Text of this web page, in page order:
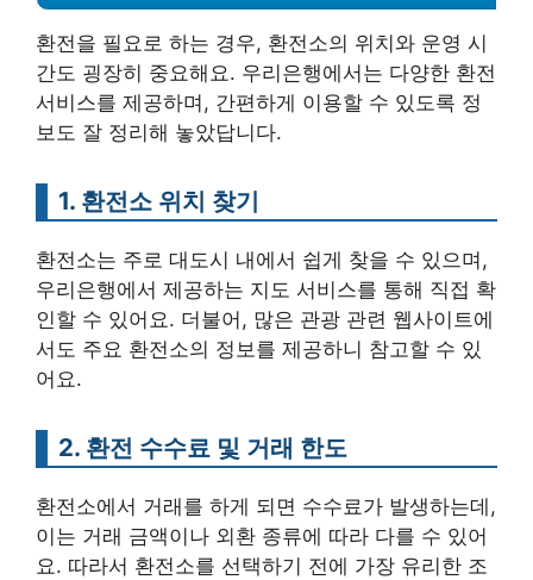
환전을 필요로 하는 경우, 환전소의 위치와 운영 시
간도 굉장히 중요해요. 우리은행에서는 다양한 환전
서비스를 제공하며, 간편하게 이용할 수 있도록 정
보도 잘 정리해 놓았답니다.
1. 환전소 위치 찾기
환전소는 주로 대도시 내에서 쉽게 찾을 수 있으며,
우리은행에서 제공하는 지도 서비스를 통해 직접 확
인할 수 있어요. 더불어, 많은 관광 관련 웹사이트에
서도 주요 환전소의 정보를 제공하니 참고할 수 있
어요.
2. 환전 수수료 및 거래 한도
환전소에서 거래를 하게 되면 수수료가 발생하는데,
이는 거래 금액이나 외환 종류에 따라 다를 수 있어
요. 따라서 환전소를 선택하기 전에 가장 유리한 조